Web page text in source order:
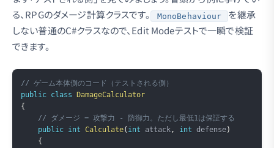
る、RPGのダメージ計算クラスです。
MonoBehaviour
を継承
しない普通のC#クラスなので、Edit Modeテストで一瞬で検証
できます。
// ゲーム本体側のコード（テストされる側）
public class
DamageCalculator
{
// ダメージ = 攻撃力 - 防御力。ただし最低1は保証する
public int Calculate( int attack, int defense)
{